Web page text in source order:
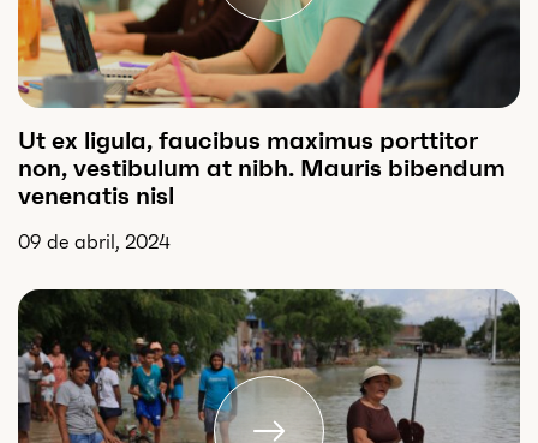
Ut ex ligula, faucibus maximus porttitor
non, vestibulum at nibh. Mauris bibendum
venenatis nisl
09 de abril, 2024